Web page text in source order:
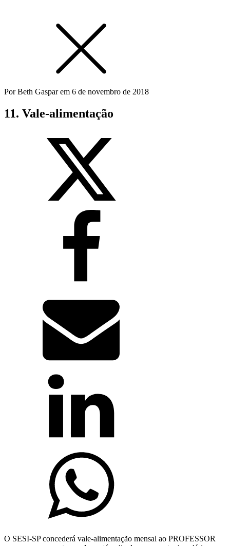
PorBeth Gasparem 6 de novembro de 2018
11. Vale-alimentação
O SESI-SP concederá vale-alimentação mensal ao PROFESSOR